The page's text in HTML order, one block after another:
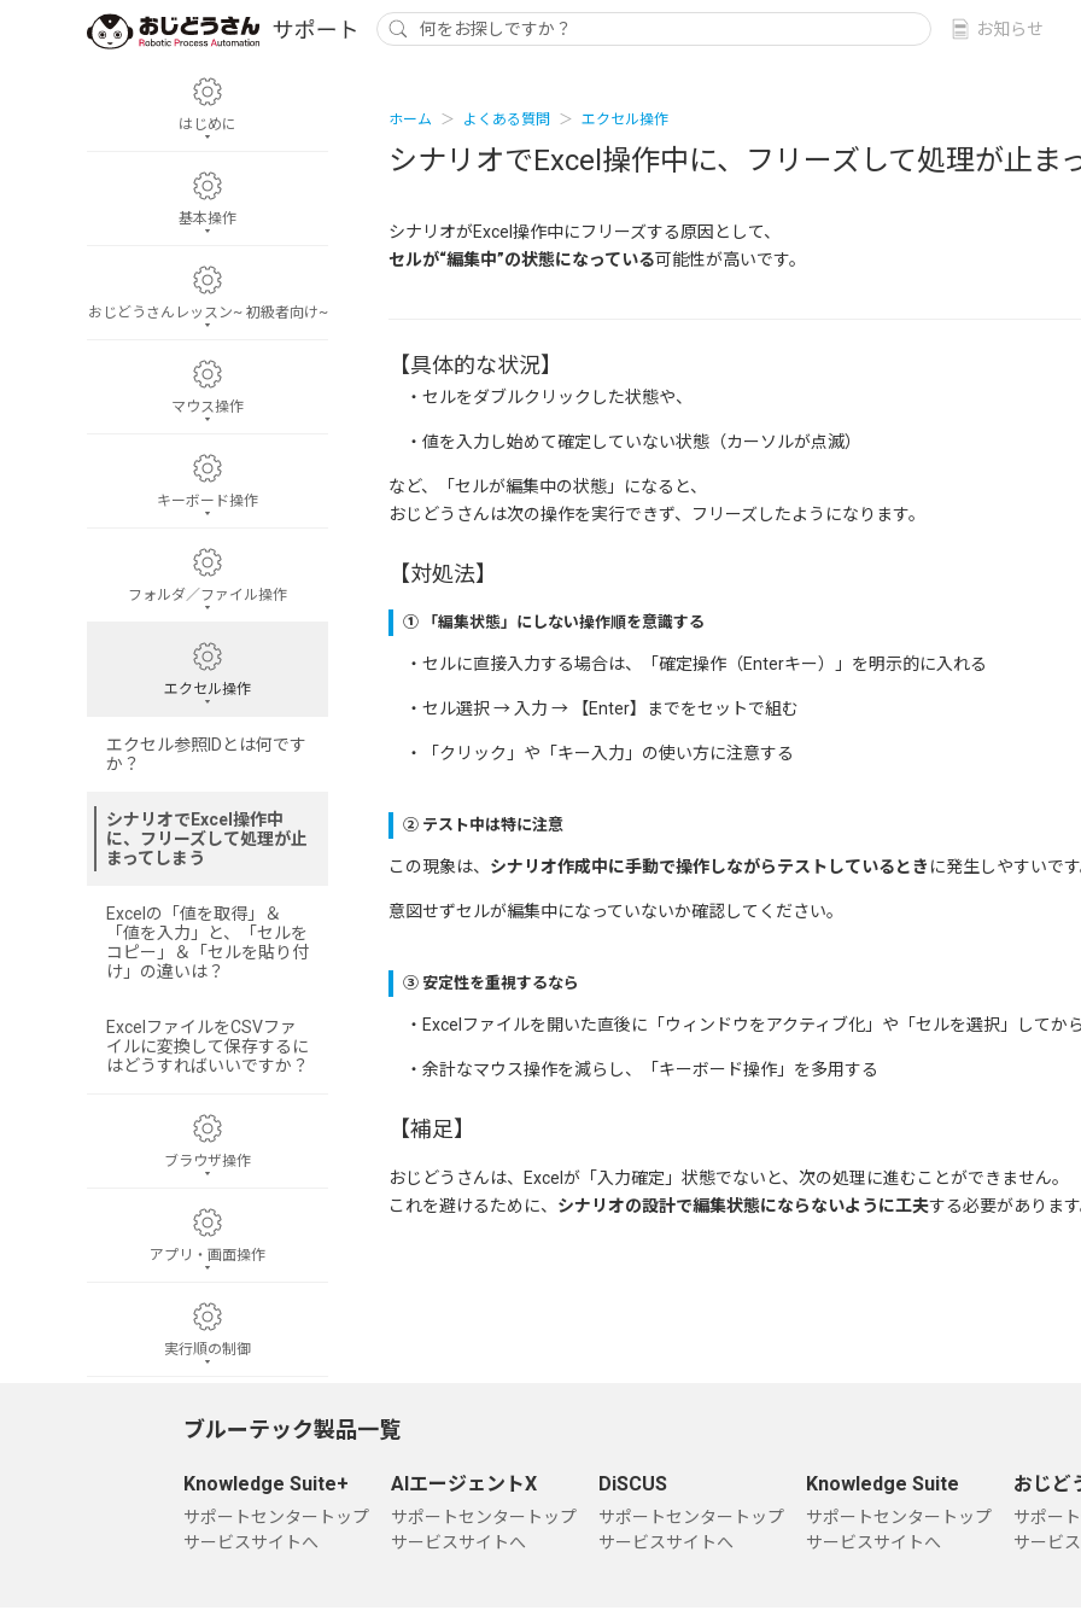
お知らせ
はじめに
基本操作
おじどうさんレッスン~ 初級者向け~
マウス操作
キーボード操作
フォルダ／ファイル操作
エクセル操作
エクセル参照IDとは何です
か？
シナリオでExcel操作中
に、フリーズして処理が止
まってしまう
Excelの「値を取得」＆
「値を入力」と、「セルを
コピー」＆「セルを貼り付
け」の違いは？
ExcelファイルをCSVファ
イルに変換して保存するに
はどうすればいいですか？
ブラウザ操作
アプリ・画面操作
実行順の制御
待機
記憶
ホーム よくある質問 エクセル操作
シナリオでExcel操作中に、フリーズして処理が止ま
シナリオがExcel操作中にフリーズする原因として、
セルが“編集中”の状態になっている可能性が高いです。
【具体的な状況】
・セルをダブルクリックした状態や、
・値を入力し始めて確定していない状態（カーソルが点滅）
など、「セルが編集中の状態」になると、
おじどうさんは次の操作を実行できず、フリーズしたようになります。
【対処法】
① 「編集状態」にしない操作順を意識する
・セルに直接入力する場合は、「確定操作（Enterキー）」を明示的に入れる
・セル選択 → 入力 → 【Enter】までをセットで組む
・「クリック」や「キー入力」の使い方に注意する
② テスト中は特に注意
この現象は、 シナリオ作成中に手動で操作しながらテストしているとき に発生しやすいです
意図せずセルが編集中になっていないか確認してください。
③ 安定性を重視するなら
・Excelファイルを開いた直後に「ウィンドウをアクティブ化」や「セルを選択」してか
・余計なマウス操作を減らし、「キーボード操作」を多用する
【補足】
おじどうさんは、Excelが「入力確定」状態でないと、次の処理に進むことができません。
これを避けるために、 シナリオの設計で編集状態にならないように工夫する必要があります
ブルーテック製品一覧
Knowledge Suite+
サポートセンタートップ
サービスサイトへ
AIエージェントX
サポートセンタートップ
サービスサイトへ
DiSCUS
サポートセンタートップ
サービスサイトへ
Knowledge Suite
サポートセンタートップ
サービスサイトへ
おじど
サポー
サービ